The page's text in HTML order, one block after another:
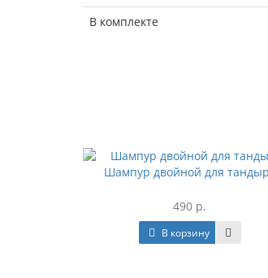
В комплекте
Шампур двойной для
490 р.
В корзину